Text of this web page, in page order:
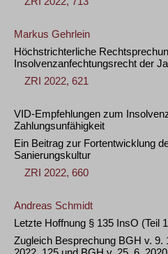
Markus Gehrlein
Höchstrichterliche
Insolvenzanfechtungsrecht der
ZRI 2022, 621
VID-Empfehlungen zum
Zahlungsunfähigkeit
Ein Beitrag zur Fortentwicklung
Sanierungskultur
ZRI 2022, 660
Andreas Schmidt
Letzte Hoffnung § 135 InsO (Teil
Zugleich Besprechung BGH v. 9.